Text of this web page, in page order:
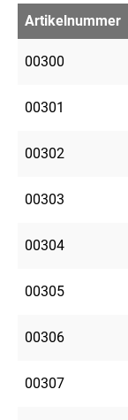
Artikelnummer
00300
00301
00302
00303
00304
00305
00306
00307